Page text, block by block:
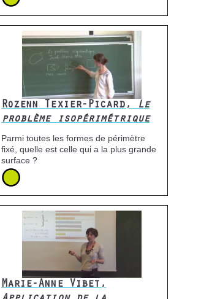
Rozenn Texier-Picard,
Le
problème isopérimétrique
Parmi toutes les formes de périmètre
fixé, quelle est celle qui a la plus grande
surface ?
Icone
Image
Marie-Anne Vibet,